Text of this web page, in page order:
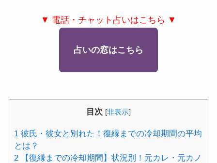
▼ 電話・チャット占いはこちら ▼
占いの窓はこちら
目次 [非表示]
1彼氏・彼女と別れた！復縁までの冷却期間の平均
とは？
2【復縁までの冷却期間】状況別！元カレ・元カノ